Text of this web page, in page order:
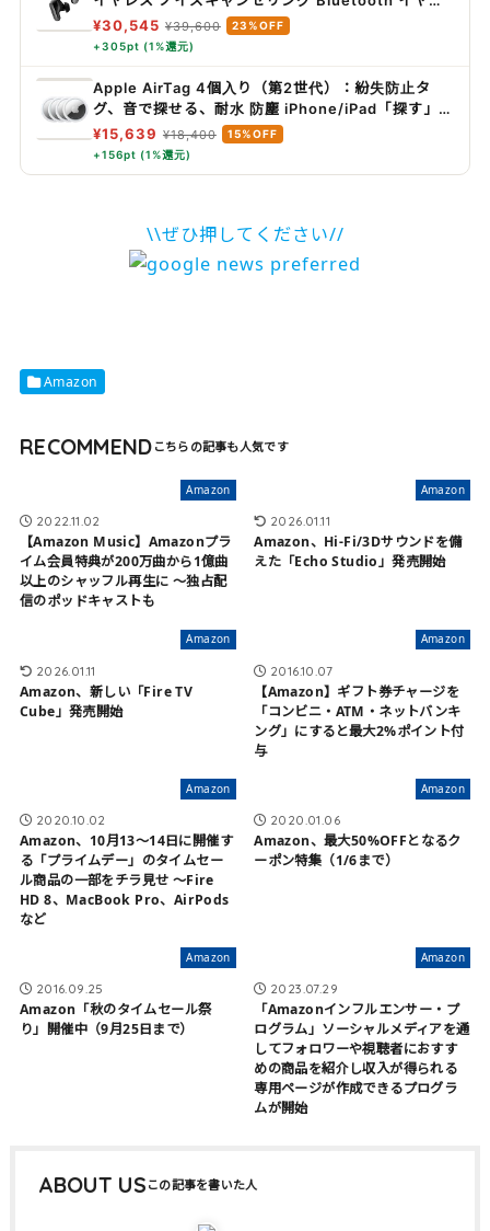
ン 最長6時間連続再生 IPX4規格準拠 イマーシブオ
ーディオ 迫力の重低音 ブラック
¥30,545 ¥39,600
23%OFF
+305pt (1%還元)
Apple AirTag 4個入り（第2世代）：紛失防止タ
グ、音で探せる、耐水 防塵 iPhone/iPad「探す」ネ
ットワーク対応 、探せる範囲が最大1.5 倍に広がっ
た「正確な場所を見つける」機能搭載
¥15,639 ¥18,400
15%OFF
+156pt (1%還元)
\\ぜひ押してください//
Amazon
RECOMMEND
Amazon
2022.11.02
【Amazon Music】Amazonプラ
イム会員特典が200万曲から1億曲
以上のシャッフル再生に 〜独占配
信のポッドキャストも
Amazon
2026.01.11
Amazon、Hi-Fi/3Dサウンドを備
えた「Echo Studio」発売開始
Amazon
2026.01.11
Amazon、新しい「Fire TV
Cube」発売開始
Amazon
2016.10.07
【Amazon】ギフト券チャージを
「コンビニ・ATM・ネットバンキ
ング」にすると最大2%ポイント付
与
Amazon
2020.10.02
Amazon、10月13〜14日に開催す
る「プライムデー」のタイムセー
ル商品の一部をチラ見せ 〜Fire
HD 8、MacBook Pro、AirPods
など
Amazon
2020.01.06
Amazon、最大50%OFFとなるク
ーポン特集（1/6まで）
Amazon
2016.09.25
Amazon「秋のタイムセール祭
り」開催中（9月25日まで）
Amazon
2023.07.29
「Amazonインフルエンサー・プ
ログラム」ソーシャルメディアを通
してフォロワーや視聴者におすす
めの商品を紹介し収入が得られる
専用ページが作成できるプログラ
ムが開始
ABOUT US